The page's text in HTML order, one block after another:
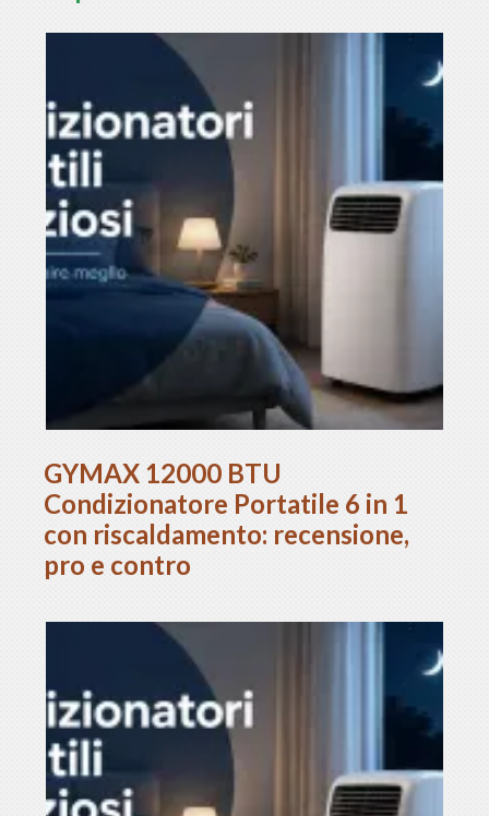
GYMAX 12000 BTU
Condizionatore Portatile 6 in 1
con riscaldamento: recensione,
pro e contro